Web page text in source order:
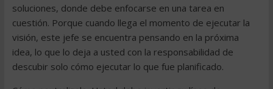
soluciones, donde debe enfocarse en una tarea en
cuestión. Porque cuando llega el momento de ejecutar la
visión, este jefe se encuentra pensando en la próxima
idea, lo que lo deja a usted con la responsabilidad de
descubir solo cómo ejecutar lo que fue planificado.